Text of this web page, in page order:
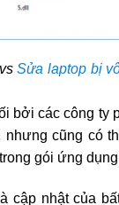
vsSửa laptop bị
bởi các công ty
cũng có
gói ứng
cập nhật của